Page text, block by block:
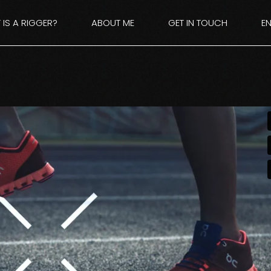
A RIGGER? ABOUT ME GET IN TOUCH